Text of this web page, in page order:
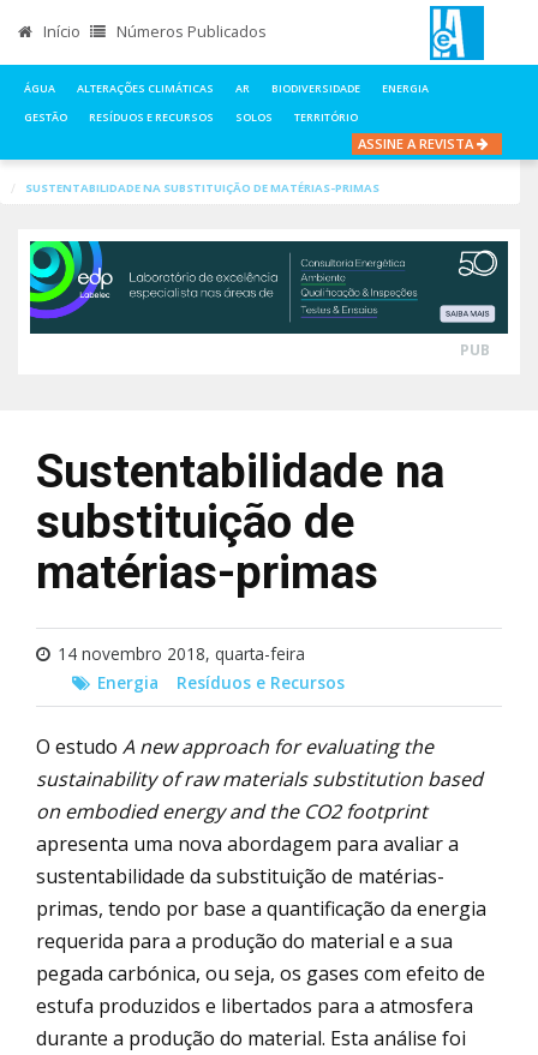
Início Números Publicados
ÁGUA ALTERAÇÕES CLIMÁTICAS AR BIODIVERSIDADE
ENERGIA
GESTÃO
RESÍDUOS E RECURSOS SOLOS TERRITÓRIO
ASSINE A REVISTA
SUSTENTABILIDADE NA SUBSTITUIÇÃO DE MATÉRIAS-PRIMAS
PUB
Sustentabilidade na
substituição de
matérias-primas
14 novembro 2018, quarta-feira
Energia
Resíduos e Recursos
O estudo A new approach for evaluating the
sustainability of raw materials substitution based
on embodied energy and the CO2 footprint
apresenta uma nova abordagem para avaliar a
sustentabilidade da substituição de matérias-
primas, tendo por base a quantificação da energia
requerida para a produção do material e a sua
pegada carbónica, ou seja, os gases com efeito de
estufa produzidos e libertados para a atmosfera
durante a produção do material. Esta análise foi